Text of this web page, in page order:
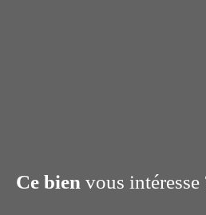
Ce bien vous intéresse